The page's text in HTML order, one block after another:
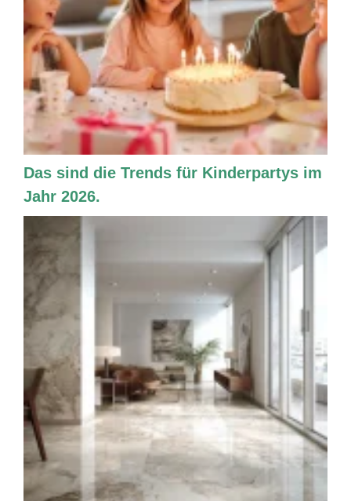
Das sind die Trends für Kinderpartys im
Jahr 2026.